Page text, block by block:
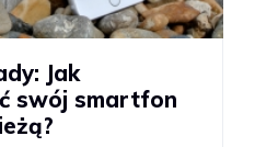
Jak
swój smartfon